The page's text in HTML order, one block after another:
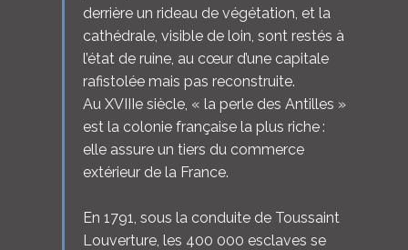
derrière un rideau de végétation, et la
cathédrale, visible de loin, sont restés à
l’état de ruine, au cœur d’une capitale
rafistolée mais pas reconstruite.
Au XVIIIe siècle, « la perle des Antilles »
est la colonie française la plus riche :
elle assure un tiers du commerce
extérieur de la France.
En 1791, sous la conduite de Toussaint
Louverture, les 400 000 esclaves se